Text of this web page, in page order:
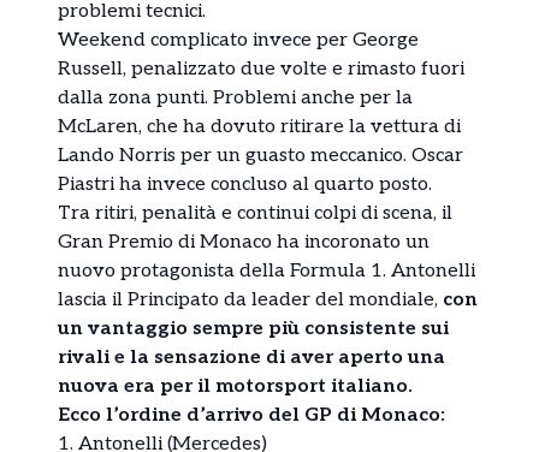
problemi tecnici.
Weekend complicato invece per George
Russell, penalizzato due volte e rimasto fuori
dalla zona punti. Problemi anche per la
McLaren, che ha dovuto ritirare la vettura di
Lando Norris per un guasto meccanico. Oscar
Piastri ha invece concluso al quarto posto.
Tra ritiri, penalità e continui colpi di scena, il
Gran Premio di Monaco ha incoronato un
nuovo protagonista della Formula 1. Antonelli
lascia il Principato da leader del mondiale, con
un vantaggio sempre più consistente sui
rivali e la sensazione di aver aperto una
nuova era per il motorsport italiano.
Ecco l’ordine d’arrivo del GP di Monaco:
1. Antonelli (Mercedes)